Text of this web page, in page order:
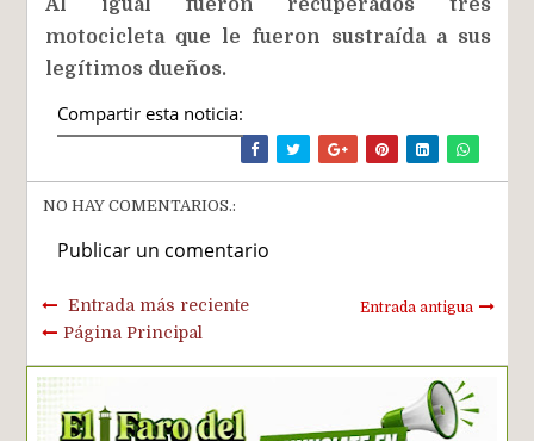
Al igual fueron recuperados tres
motocicleta que le fueron sustraída a sus
legítimos dueños.
Compartir esta noticia:
NO HAY COMENTARIOS.:
Publicar un comentario
Entrada más reciente Entrada antigua
Página Principal